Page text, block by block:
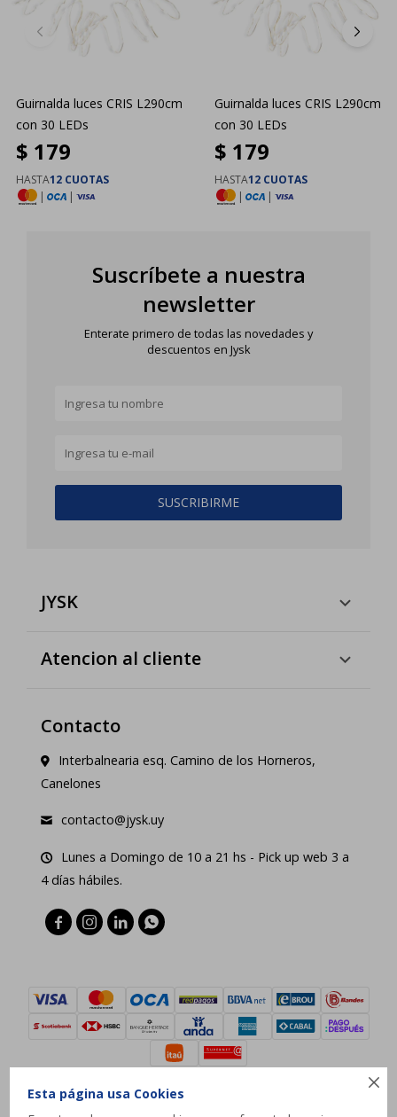

Esta página usa Cookies
Guirnalda luces CRIS L290cm
con 30 LEDs
$ 179
HASTA12 CUOTAS
|
|
Guirnalda luces CRIS L290cm
con 30 LEDs
$ 179
HASTA12 CUOTAS
|
|
Suscríbete a nuestra
newsletter
Enterate primero de todas las novedades y
descuentos en Jysk
SUSCRIBIRME
JYSK
Atencion al cliente
Contacto
Interbalnearia esq. Camino de los Horneros,
Canelones
contacto@jysk.uy
Lunes a Domingo de 10 a 21 hs - Pick up web 3 a
4 días hábiles.
   